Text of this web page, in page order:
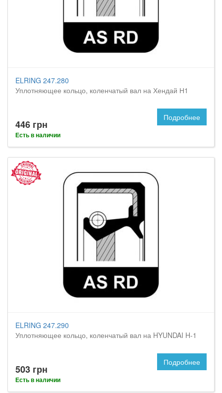
ELRING 247.280
Уплотняющее кольцо, коленчатый вал на Хендай Н1
446 грн
Есть в наличии
Подробнее
ELRING 247.290
Уплотняющее кольцо, коленчатый вал на HYUNDAI H-1
503 грн
Есть в наличии
Подробнее